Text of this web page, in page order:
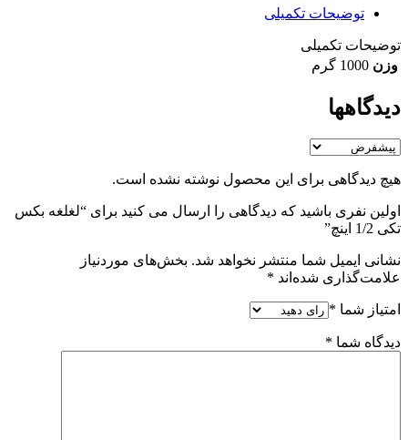
توضیحات تکمیلی
توضیحات تکمیلی
وزن 1000 گرم
دیدگاهها
هیچ دیدگاهی برای این محصول نوشته نشده است.
اولین نفری باشید که دیدگاهی را ارسال می کنید برای “لغلغه بکس
تکی 1/2 اینچ”
نشانی ایمیل شما منتشر نخواهد شد. بخش‌های موردنیاز
علامت‌گذاری شده‌اند *
امتیاز شما *
دیدگاه شما *